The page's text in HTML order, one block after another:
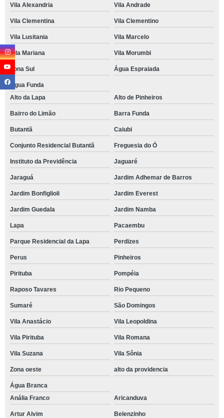
Vila Alexandria Vila Andrade
Vila Clementina Vila Clementino
Vila Lusitania Vila Marcelo
Vila Mariana Vila Morumbi
Zona Sul Água Espraiada
Água Funda
Alto da Lapa
Alto de Pinheiros
Bairro do Limão Barra Funda
Butantã Caiubi
Conjunto Residencial Butantã Freguesia do Ó
Instituto da Previdência Jaguaré
Jaraguá Jardim Adhemar de Barros
Jardim Bonfiglioli Jardim Everest
Jardim Guedala Jardim Namba
Lapa Pacaembu
Parque Residencial da Lapa Perdizes
Perus Pinheiros
Pirituba Pompéia
Raposo Tavares Rio Pequeno
Sumaré São Domingos
Vila Anastácio Vila Leopoldina
Vila Pirituba Vila Romana
Vila Suzana Vila Sônia
Zona oeste alto da providencia
Água Branca
Anália Franco
Aricanduva
Artur Alvim Belenzinho